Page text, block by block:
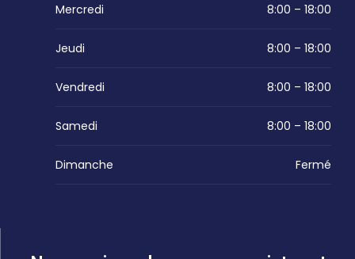
Mercredi 8:00 – 18:00
Jeudi 8:00 – 18:00
Vendredi 8:00 – 18:00
Samedi 8:00 – 18:00
Dimanche Fermé